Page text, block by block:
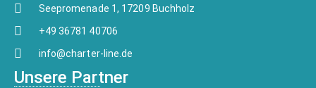
Seepromenade 1, 17209 Buchholz
+49 36781 40706
info@charter-line.de
Unsere Partner